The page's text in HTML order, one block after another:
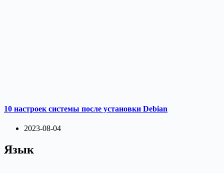
10 настроек системы после установки Debian
2023-08-04
Язык